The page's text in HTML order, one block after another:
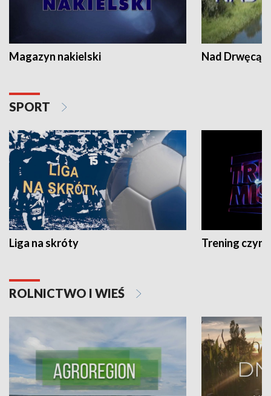
Magazyn nakielski Nad Drwęcą
SPORT
Liga na skróty Trening czyni
ROLNICTWO I WIEŚ